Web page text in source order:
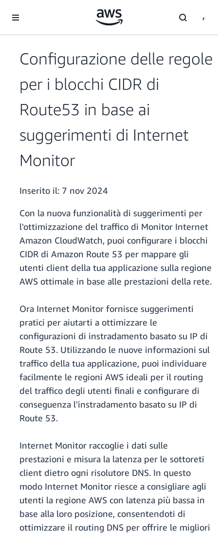
Configurazione delle regole
per i blocchi CIDR di
Route53 in base ai
suggerimenti di Internet
Monitor
Inserito il: 7 nov 2024
Con la nuova funzionalità di suggerimenti per
l'ottimizzazione del traffico di Monitor Internet
Amazon CloudWatch, puoi configurare i blocchi
CIDR di Amazon Route 53 per mappare gli
utenti client della tua applicazione sulla regione
AWS ottimale in base alle prestazioni della rete.
Ora Internet Monitor fornisce suggerimenti
pratici per aiutarti a ottimizzare le
configurazioni di instradamento basato su IP di
Route 53. Utilizzando le nuove informazioni sul
traffico della tua applicazione, puoi individuare
facilmente le regioni AWS ideali per il routing
del traffico degli utenti finali e configurare di
conseguenza l'instradamento basato su IP di
Route 53.
Internet Monitor raccoglie i dati sulle
prestazioni e misura la latenza per le sottoreti
client dietro ogni risolutore DNS. In questo
modo Internet Monitor riesce a consigliare agli
utenti la regione AWS con latenza più bassa in
base alla loro posizione, consentendoti di
ottimizzare il routing DNS per offrire le migliori